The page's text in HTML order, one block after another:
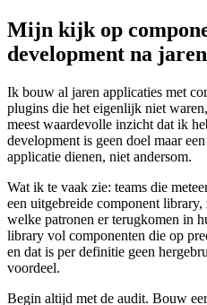
Mijn kijk op
development na
Ik bouw al jaren applicaties met
plugins die het eigenlijk niet
meest waardevolle inzicht dat ik
development is geen doel maar
applicatie dienen, niet andersom.
Wat ik te vaak zie: teams die
een uitgebreide component library,
welke patronen er terugkomen in
library vol componenten die op
en dat is per definitie geen
voordeel.
Begin altijd met de audit. Bouw